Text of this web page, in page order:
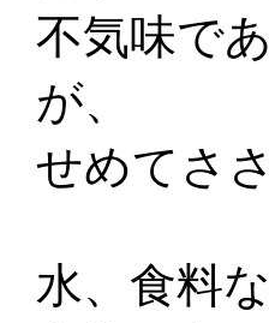
不気味で
が、
せめてさ
水、食料